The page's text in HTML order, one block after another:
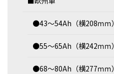
●43～54Ah（横208ｍｍ）
●55～65Ah（横242ｍｍ）
●68～80Ah（横277ｍｍ）